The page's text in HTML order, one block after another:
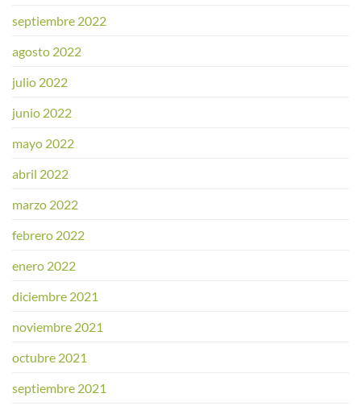
septiembre 2022
agosto 2022
julio 2022
junio 2022
mayo 2022
abril 2022
marzo 2022
febrero 2022
enero 2022
diciembre 2021
noviembre 2021
octubre 2021
septiembre 2021